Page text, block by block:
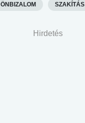
ÖNBIZALOM SZAKÍTÁS
Hirdetés